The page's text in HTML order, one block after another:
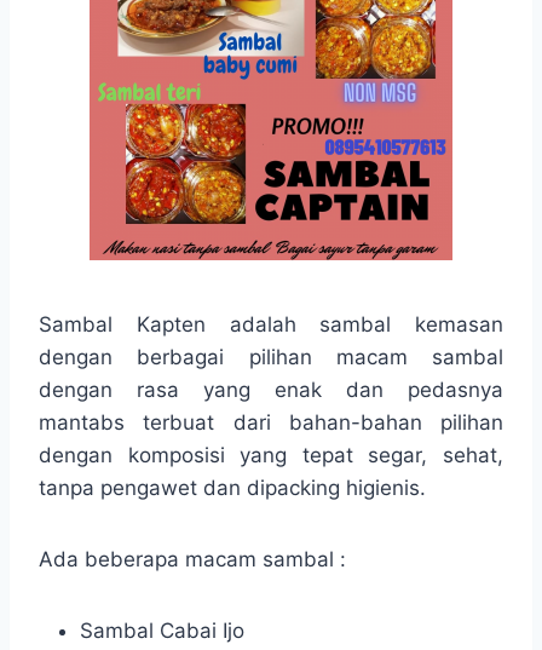
Sambal Kapten adalah sambal kemasan
dengan berbagai pilihan macam sambal
dengan rasa yang enak dan pedasnya
mantabs terbuat dari bahan-bahan pilihan
dengan komposisi yang tepat segar, sehat,
tanpa pengawet dan dipacking higienis.
Ada beberapa macam sambal :
Sambal Cabai Ijo